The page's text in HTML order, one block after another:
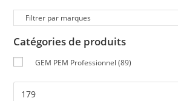
Étiquettes produit
Catégories de produits
GEM PEM Professionnel (89)